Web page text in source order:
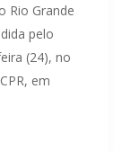
Rio Grande
pelo
(24), no
em